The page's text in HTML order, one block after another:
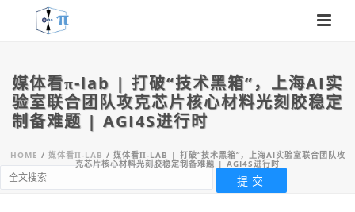
媒体看π-lab | 打破“技术黑箱”，上海AI实
验室联合团队攻克芯片核心材料光刻胶稳定
制备难题 | AGI4S进行时
HOME / 媒体看Π-LAB / 媒体看Π-LAB | 打破“技术黑箱”，上海AI实验室联合团队攻
克芯片核心材料光刻胶稳定制备难题 | AGI4S进行时